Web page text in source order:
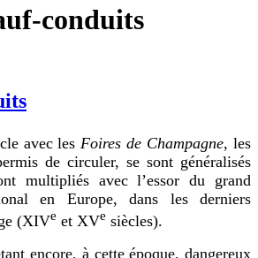
conduits
avec les Foires de Champagne, les
de circuler, se sont généralisés
multipliés avec l’essor du grand
en Europe, dans les derniers
(XIVe et XVe siècles).
encore, à cette époque, dangereux